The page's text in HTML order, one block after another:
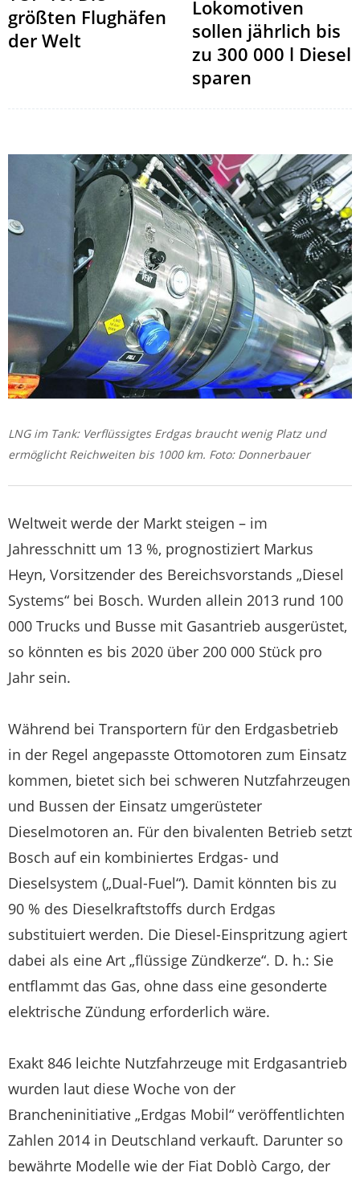
größten Flughäfen
der Welt
Lokomotiven
sollen jährlich bis
zu 300 000 l Diesel
sparen
LNG im Tank: Verflüssigtes Erdgas braucht wenig Platz und
ermöglicht Reichweiten bis 1000 km. Foto: Donnerbauer
Weltweit werde der Markt steigen – im
Jahresschnitt um 13 %, prognostiziert Markus
Heyn, Vorsitzender des Bereichsvorstands „Diesel
Systems“ bei Bosch. Wurden allein 2013 rund 100
000 Trucks und Busse mit Gasantrieb ausgerüstet,
so könnten es bis 2020 über 200 000 Stück pro
Jahr sein.
Während bei Transportern für den Erdgasbetrieb
in der Regel angepasste Ottomotoren zum Einsatz
kommen, bietet sich bei schweren Nutzfahrzeugen
und Bussen der Einsatz umgerüsteter
Dieselmotoren an. Für den bivalenten Betrieb setzt
Bosch auf ein kombiniertes Erdgas- und
Dieselsystem („Dual-Fuel“). Damit könnten bis zu
90 % des Dieselkraftstoffs durch Erdgas
substituiert werden. Die Diesel-Einspritzung agiert
dabei als eine Art „flüssige Zündkerze“. D. h.: Sie
entflammt das Gas, ohne dass eine gesonderte
elektrische Zündung erforderlich wäre.
Exakt 846 leichte Nutzfahrzeuge mit Erdgasantrieb
wurden laut diese Woche von der
Brancheninitiative „Erdgas Mobil“ veröffentlichten
Zahlen 2014 in Deutschland verkauft. Darunter so
bewährte Modelle wie der Fiat Doblò Cargo, der